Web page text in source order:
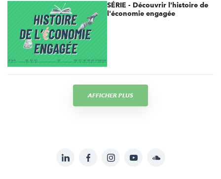
SÉRIE - Découvrir l'histoire de
l'économie engagée
AFFICHER PLUS
LinkedInFacebookInstagramYouTubeSoundcloud